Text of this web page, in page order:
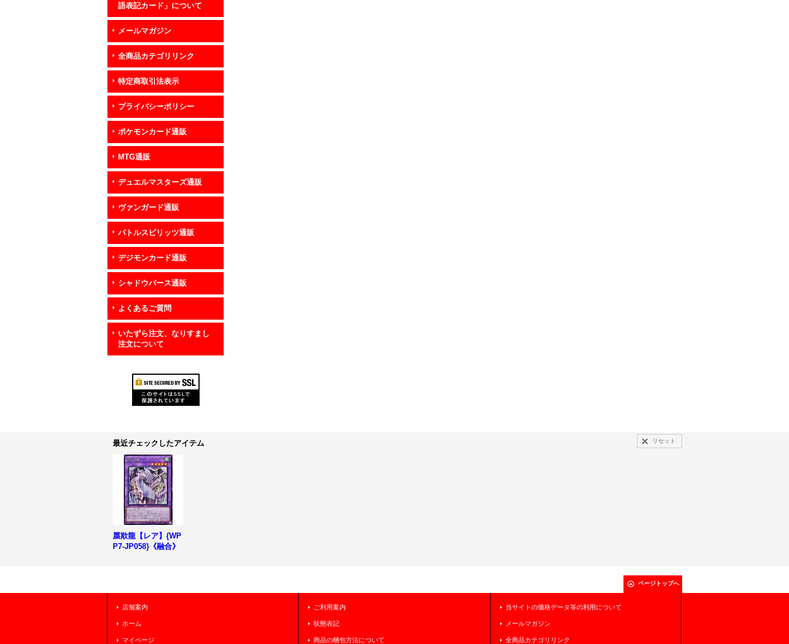
語表記カード」について
メールマガジン
全商品カテゴリリンク
特定商取引法表示
プライバシーポリシー
ポケモンカード通販
MTG通販
デュエルマスターズ通販
ヴァンガード通販
バトルスピリッツ通販
デジモンカード通販
シャドウバース通販
よくあるご質問
いたずら注文、なりすまし
注文について
最近チェックしたアイテム リセット
蜃欺龍【レア】{WP
P7-JP058}《融合》
ページトップへ
店舗案内
ホーム
マイページ
ご利用案内
状態表記
商品の梱包方法について
当サイトの価格データ等の利用について
メールマガジン
全商品カテゴリリンク